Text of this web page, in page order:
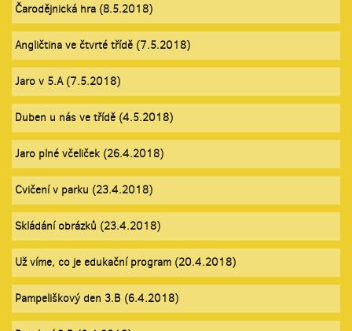
Čarodějnická hra (8.5.2018)
Angličtina ve čtvrté třídě (7.5.2018)
Jaro v 5.A (7.5.2018)
Duben u nás ve třídě (4.5.2018)
Jaro plné včeliček (26.4.2018)
Cvičení v parku (23.4.2018)
Skládání obrázků (23.4.2018)
Už víme, co je edukační program (20.4.2018)
Pampeliškový den 3.B (6.4.2018)